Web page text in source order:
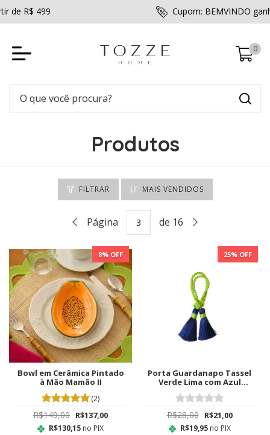
Cupom: BEMVINDO ganhe 5% de desconto
0
Produtos
FILTRAR MAIS VENDIDOS
Página de 16
8% OFF
Bowl em Cerâmica Pintado
à Mão Mamão II
(2)
R$149,00 R$137,00
R$130,15 no PIX
25% OFF
Porta Guardanapo Tassel
Verde Lima com Azul
Marinho
R$28,00 R$21,00
R$19,95no PIX